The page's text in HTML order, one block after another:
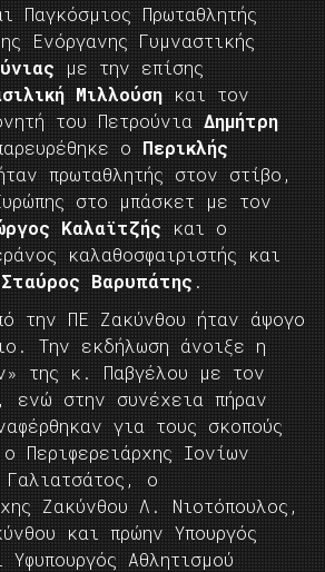
Παγκόσμιος Πρωταθλητής
Ενόργανης Γυμναστικής
με την επίσης
Μιλλούση και τον
του Πετρούνια Δημήτρη
ο Περικλής
πρωταθλητής στον στίβο,
στο μπάσκετ με τον
Καλαϊτζής και ο
καλαθοσφαιριστής και
Σταύρος Βαρυπάτης .
την ΠΕ Ζακύνθου ήταν άψογο
Την εκδήλωση άνοιξε η
της κ. Παβγέλου με τον
ενώ στην συνέχεια πήραν
για τους σκοπούς
Περιφερειάρχης Ιονίων
ο
Ζακύνθου Λ. Νιοτόπουλος,
και πρώην Υπουργός
Υφυπουργός Αθλητισμού